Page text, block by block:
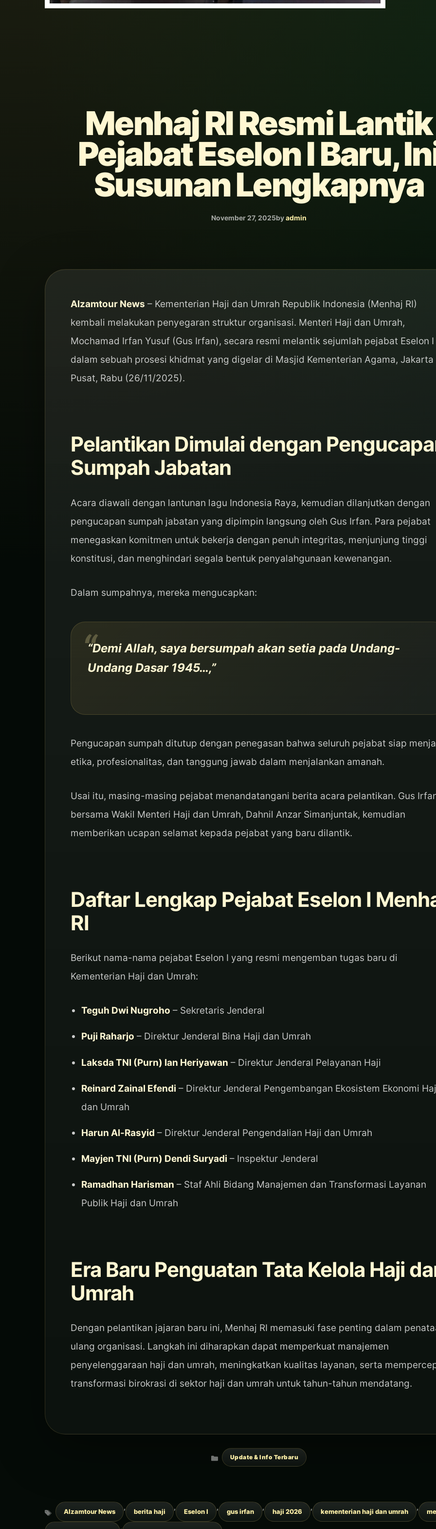
Menhaj RI Resmi Lantik
Pejabat Eselon I Baru,
Susunan Lengkapnya
November 27, 2025byadmin
Alzamtour News – Kementerian Haji dan Umrah Republik Indonesia (Menhaj RI)
kembali melakukan penyegaran struktur organisasi. Menteri Haji dan Umrah,
Mochamad Irfan Yusuf (Gus Irfan), secara resmi melantik sejumlah pejabat Eselon I
dalam sebuah prosesi khidmat yang digelar di Masjid Kementerian Agama, Jakarta
Pusat, Rabu (26/11/2025).
Pelantikan Dimulai dengan
Sumpah Jabatan
Acara diawali dengan lantunan lagu Indonesia Raya, kemudian dilanjutkan dengan
pengucapan sumpah jabatan yang dipimpin langsung oleh Gus Irfan. Para pejabat
menegaskan komitmen untuk bekerja dengan penuh integritas, menjunjung tinggi
konstitusi, dan menghindari segala bentuk penyalahgunaan kewenangan.
Dalam sumpahnya, mereka mengucapkan:
“Demi Allah, saya bersumpah akan setia pada Undang-
Undang Dasar 1945…,”
Pengucapan sumpah ditutup dengan penegasan bahwa seluruh pejabat siap
etika, profesionalitas, dan tanggung jawab dalam menjalankan amanah.
Usai itu, masing-masing pejabat menandatangani berita acara pelantikan. Gus
bersama Wakil Menteri Haji dan Umrah, Dahnil Anzar Simanjuntak, kemudian
memberikan ucapan selamat kepada pejabat yang baru dilantik.
Daftar Lengkap Pejabat Eselon I
RI
Berikut nama-nama pejabat Eselon I yang resmi mengemban tugas baru di
Kementerian Haji dan Umrah:
Teguh Dwi Nugroho – Sekretaris Jenderal
Puji Raharjo – Direktur Jenderal Bina Haji dan Umrah
Laksda TNI (Purn) Ian Heriyawan – Direktur Jenderal Pelayanan Haji
Reinard Zainal Efendi – Direktur Jenderal Pengembangan Ekosistem Ekonomi
dan Umrah
Harun Al-Rasyid – Direktur Jenderal Pengendalian Haji dan Umrah
Mayjen TNI (Purn) Dendi Suryadi – Inspektur Jenderal
Ramadhan Harisman – Staf Ahli Bidang Manajemen dan Transformasi Layanan
Publik Haji dan Umrah
Era Baru Penguatan Tata Kelola Haji
Umrah
Dengan pelantikan jajaran baru ini, Menhaj RI memasuki fase penting dalam
ulang organisasi. Langkah ini diharapkan dapat memperkuat manajemen
penyelenggaraan haji dan umrah, meningkatkan kualitas layanan, serta
transformasi birokrasi di sektor haji dan umrah untuk tahun-tahun mendatang.
Categories
Update & Info Terbaru
Tags
Alzamtour News
,
berita haji
,
Eselon I
,
gus irfan
,
haji 2026
,
kementerian haji dan umrah
,
,